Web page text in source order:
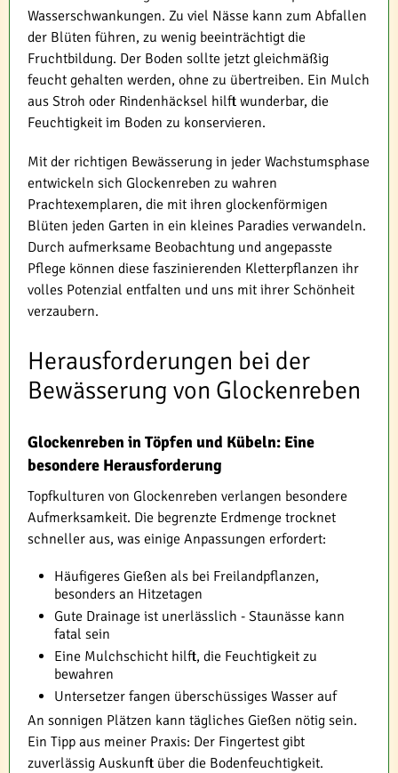
Wasserschwankungen. Zu viel Nässe kann zum Abfallen
der Blüten führen, zu wenig beeinträchtigt die
Fruchtbildung. Der Boden sollte jetzt gleichmäßig
feucht gehalten werden, ohne zu übertreiben. Ein Mulch
aus Stroh oder Rindenhäcksel hilft wunderbar, die
Feuchtigkeit im Boden zu konservieren.
Mit der richtigen Bewässerung in jeder Wachstumsphase
entwickeln sich Glockenreben zu wahren
Prachtexemplaren, die mit ihren glockenförmigen
Blüten jeden Garten in ein kleines Paradies verwandeln.
Durch aufmerksame Beobachtung und angepasste
Pflege können diese faszinierenden Kletterpflanzen ihr
volles Potenzial entfalten und uns mit ihrer Schönheit
verzaubern.
Herausforderungen bei der
Bewässerung von Glockenreben
Glockenreben in Töpfen und Kübeln: Eine
besondere Herausforderung
Topfkulturen von Glockenreben verlangen besondere
Aufmerksamkeit. Die begrenzte Erdmenge trocknet
schneller aus, was einige Anpassungen erfordert:
Häufigeres Gießen als bei Freilandpflanzen,
besonders an Hitzetagen
Gute Drainage ist unerlässlich - Staunässe kann
fatal sein
Eine Mulchschicht hilft, die Feuchtigkeit zu
bewahren
Untersetzer fangen überschüssiges Wasser auf
An sonnigen Plätzen kann tägliches Gießen nötig sein.
Ein Tipp aus meiner Praxis: Der Fingertest gibt
zuverlässig Auskunft über die Bodenfeuchtigkeit.